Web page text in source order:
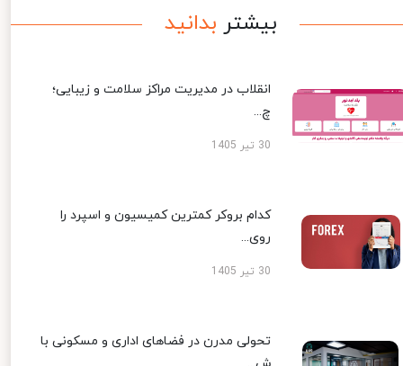
بیشتر بدانید
انقلاب در مدیریت مراکز سلامت و زیبایی؛
چ...
30 تیر 1405
کدام بروکر کمترین کمیسیون و اسپرد را
روی...
30 تیر 1405
تحولی مدرن در فضاهای اداری و مسکونی با